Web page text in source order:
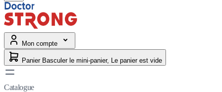
Mon compte
Panier Basculer le mini-panier, Le panier est vide
Catalogue